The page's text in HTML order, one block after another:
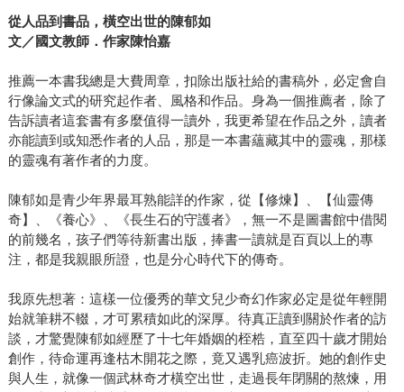
從人品到書品，橫空出世的陳郁如
文／國文教師．作家陳怡嘉
推薦一本書我總是大費周章，扣除出版社給的書稿外，必定會自
行像論文式的研究起作者、風格和作品。身為一個推薦者，除了
告訴讀者這套書有多麼值得一讀外，我更希望在作品之外，讀者
亦能讀到或知悉作者的人品，那是一本書蘊藏其中的靈魂，那樣
的靈魂有著作者的力度。
陳郁如是青少年界最耳熟能詳的作家，從【修煉】、【仙靈傳
奇】、《養心》、《長生石的守護者》，無一不是圖書館中借閱
的前幾名，孩子們等待新書出版，捧書一讀就是百頁以上的專
注，都是我親眼所證，也是分心時代下的傳奇。
我原先想著：這樣一位優秀的華文兒少奇幻作家必定是從年輕開
始就筆耕不輟，才可累積如此的深厚。待真正讀到關於作者的訪
談，才驚覺陳郁如經歷了十七年婚姻的桎梏，直至四十歲才開始
創作，待命運再逢枯木開花之際，竟又遇乳癌波折。她的創作史
與人生，就像一個武林奇才橫空出世，走過長年閉關的熬煉，用